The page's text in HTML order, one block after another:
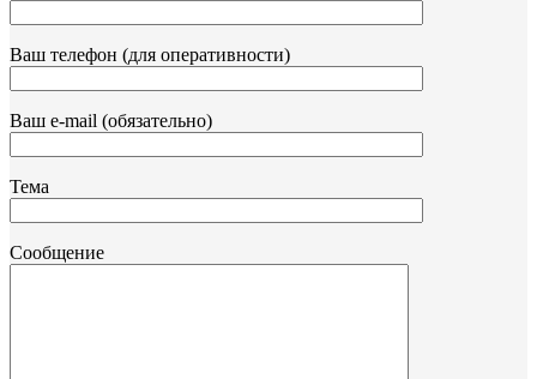
Ваш телефон (для оперативности)
Ваш e-mail (обязательно)
Тема
Сообщение